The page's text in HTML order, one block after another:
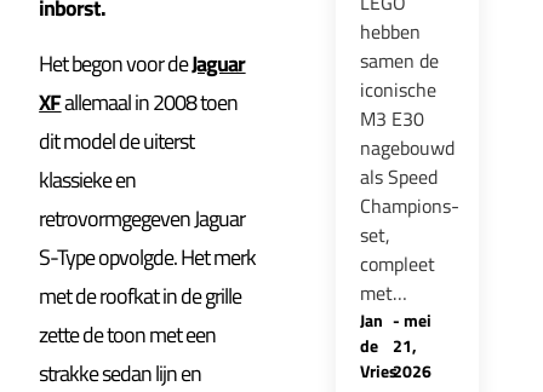
inborst.
Het begon voor deJaguar
XFallemaal in 2008 toen
dit model de uiterst
klassieke en
retrovormgegeven Jaguar
S-Type opvolgde. Het merk
met de roofkat in de grille
zette de toon met een
strakke sedan lijn en
hebben
samen de
iconische
M3 E30
nagebouwd
als Speed
Champions-
set,
compleet
met…
Jan
de
Vries
-mei
21,
2026